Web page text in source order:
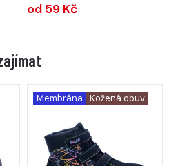
od 59 Kč
Membrána Kožená obuv